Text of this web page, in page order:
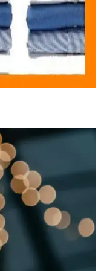
Makinesi: Ev
temizleyen şarjlı
Toplama Makinesi